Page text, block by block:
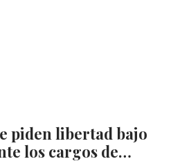
piden libertad bajo
los cargos de…